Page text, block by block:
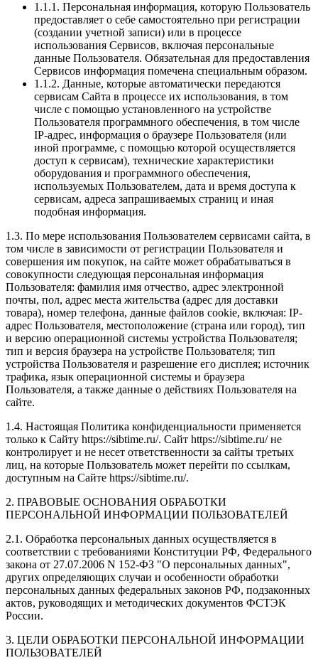
1.1.1. Персональная информация, которую Пользователь
предоставляет о себе самостоятельно при регистрации
(создании учетной записи) или в процессе
использования Сервисов, включая персональные
данные Пользователя. Обязательная для предоставления
Сервисов информация помечена специальным образом.
1.1.2. Данные, которые автоматически передаются
сервисам Сайта в процессе их использования, в том
числе с помощью установленного на устройстве
Пользователя программного обеспечения, в том числе
IP-адрес, информация о браузере Пользователя (или
иной программе, с помощью которой осуществляется
доступ к сервисам), технические характеристики
оборудования и программного обеспечения,
используемых Пользователем, дата и время доступа к
сервисам, адреса запрашиваемых страниц и иная
подобная информация.
1.3. По мере использования Пользователем сервисами сайта, в
том числе в зависимости от регистрации Пользователя и
совершения им покупок, на сайте может обрабатываться в
совокупности следующая персональная информация
Пользователя: фамилия имя отчество, адрес электронной
почты, пол, адрес места жительства (адрес для доставки
товара), номер телефона, данные файлов cookie, включая: IP-
адрес Пользователя, местоположение (страна или город), тип
и версию операционной системы устройства Пользователя;
тип и версия браузера на устройстве Пользователя; тип
устройства Пользователя и разрешение его дисплея; источник
трафика, язык операционной системы и браузера
Пользователя, а также данные о действиях Пользователя на
сайте.
1.4. Настоящая Политика конфиденциальности применяется
только к Сайту https://sibtime.ru/. Сайт https://sibtime.ru/ не
контролирует и не несет ответственности за сайты третьих
лиц, на которые Пользователь может перейти по ссылкам,
доступным на Сайте https://sibtime.ru/.
2. ПРАВОВЫЕ ОСНОВАНИЯ ОБРАБОТКИ
ПЕРСОНАЛЬНОЙ ИНФОРМАЦИИ ПОЛЬЗОВАТЕЛЕЙ
2.1. Обработка персональных данных осуществляется в
соответствии с требованиями Конституции РФ, Федерального
закона от 27.07.2006 N 152-ФЗ "О персональных данных",
других определяющих случаи и особенности обработки
персональных данных федеральных законов РФ, подзаконных
актов, руководящих и методических документов ФСТЭК
России.
3. ЦЕЛИ ОБРАБОТКИ ПЕРСОНАЛЬНОЙ ИНФОРМАЦИИ
ПОЛЬЗОВАТЕЛЕЙ